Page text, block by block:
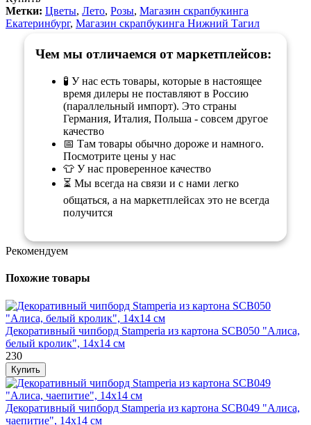
Метки: Цветы, Лето, Розы, Магазин скрапбукинга
Екатеринбург, Магазин скрапбукинга Нижний Тагил
Чем мы отличаемся от маркетплейсов:
🧪 У нас есть товары, которые в настоящее
время дилеры не поставляют в Россию
(параллельный импорт). Это страны
Германия, Италия, Польша - совсем другое
качество
📅 Там товары обычно дороже и намного.
Посмотрите цены у нас
👕 У нас проверенное качество
⏳ Мы всегда на связи и с нами легко
общаться, а на маркетплейсах это не всегда
получится
Рекомендуем
Похожие товары
Декоративный чипборд Stamperia из картона SCB050 "Алиса,
белый кролик", 14х14 см
230
Декоративный чипборд Stamperia из картона SCB049 "Алиса,
чаепитие", 14х14 см